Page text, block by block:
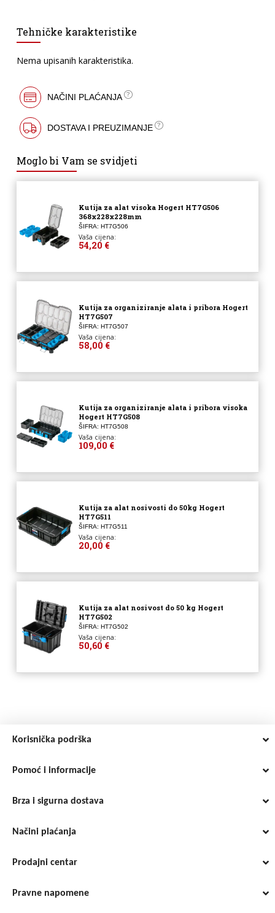
Tehničke karakteristike
Nema upisanih karakteristika.
NAČINI PLAĆANJA
DOSTAVA I PREUZIMANJE
Moglo bi Vam se svidjeti
Kutija za alat visoka Hogert HT7G506
368x228x228mm
ŠIFRA: HT7G506
Vaša cijena:
54,20 €
Kutija za organiziranje alata i pribora Hogert
HT7G507
ŠIFRA: HT7G507
Vaša cijena:
58,00 €
Kutija za organiziranje alata i pribora visoka
Hogert HT7G508
ŠIFRA: HT7G508
Vaša cijena:
109,00 €
Kutija za alat nosivosti do 50kg Hogert
HT7G511
ŠIFRA: HT7G511
Vaša cijena:
20,00 €
Kutija za alat nosivost do 50 kg Hogert
HT7G502
ŠIFRA: HT7G502
Vaša cijena:
50,60 €
Korisnička podrška
Pomoć i informacije
Brza i sigurna dostava
Načini plaćanja
Prodajni centar
Pravne napomene